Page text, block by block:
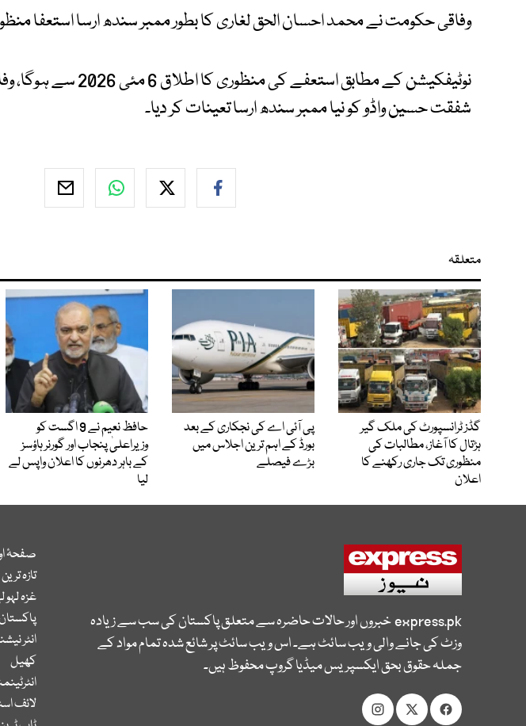
وفاقی حکومت نے محمد احسان الحق لغاری کا بطور ممبر سندھ ارسا استعفا
نوٹیفکیشن کے مطابق استعفے کی
شفقت حسین واڈو کو نیا ممبر سندھ ارسا تعینات کر دیا۔
متعلقہ
گڈز ٹرانسپورٹ کی ملک گیر
ہڑتال کا آغاز، مطالبات کی
منظوری تک جاری رکھنے کا
اعلان
پی آئی اے کی نجکاری کے بعد
بورڈ کے اہم ترین اجلاس میں
بڑے فیصلے
حافظ نعیم نے 9 اگست کو
وزیراعلیٰ پنجاب اور گورنر ہاؤسز
کے باہر دھرنوں کا اعلان واپس لے
لیا
express.pkخبروں اور حالات حاضرہ سے متعلق پاکستان کی سب سے زیادہ
وزٹ کی جانے والی ویب سائٹ ہے۔ اس ویب سائٹ پر شائع شدہ تمام مواد کے
جملہ حقوق بحق ایکسپریس میڈیا گروپ محفوظ ہیں۔
صفحۂ
تازہ ترین
غزہ لہو
انٹر
کھیل
لائف